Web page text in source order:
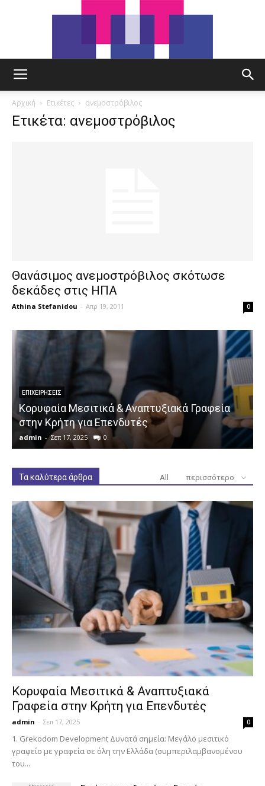
Αρχική Ετικέτες ανεμοστρόβιλος
Ετικέτα: ανεμοστρόβιλος
Θανάσιμος ανεμοστρόβιλος σκότωσε
δεκάδες στις ΗΠΑ
Athina Stefanidou - Απρ 19, 2011 0
ΕΠΙΧΕΙΡΉΣΕΙΣ
Κορυφαία Μεσιτικά & Αναπτυξιακά Γραφεία
στην Κρήτη για Επενδυτές
admin - Σεπ 17, 2025 0
Τα καλύτερα άρθρα All περισσότερο
Κορυφαία Μεσιτικά & Αναπτυξιακά
Γραφεία στην Κρήτη για Επενδυτές
admin - Σεπ 17, 2025 0
1. Grekodom Development Δυνατά σημεία: Μεγάλο μεσιτικό
γραφείο με γραφεία σε όλη την Ελλάδα (συμπεριλαμβανομένου
του...